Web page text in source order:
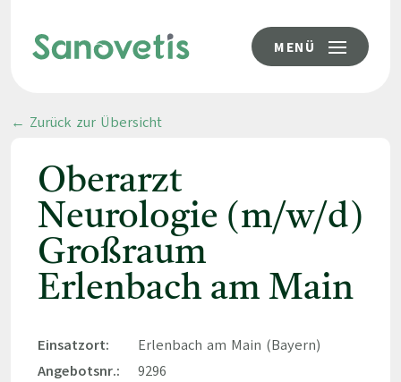
MENÜ
← Zurück zur Übersicht
Oberarzt
Neurologie (m/w/d)
Großraum
Erlenbach am Main
Einsatzort:
Erlenbach am Main (Bayern)
Angebotsnr.:
9296